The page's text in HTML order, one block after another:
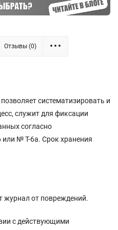
Отзывы (0)
систематизировать и
служит для фиксации
согласно
№ Т-6а. Срок хранения
от повреждений.
с действующими